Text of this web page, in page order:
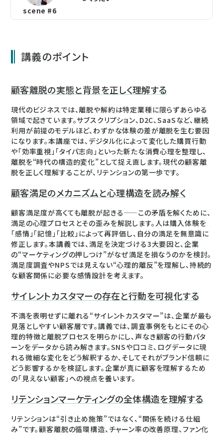
scene #6
講義のポイント
顧客離脱の実態と背景を正しく理解する
現代のビジネスでは、離脱や解約は特定業種に限らずあらゆる
領域で起きています。サブスクリプション、D2C、SaaSなど、継続
利用が前提のモデルほど、わずかな体験の差が離脱を生む要因
になります。本講座では、デジタル化によって変化した購買行動
や「効率重視」「タイパ志向」といった新たな消費心理を整理し、
離脱を“時代の構造的変化”として捉え直します。現代の顧客離
脱を正しく理解することが、リテンションの第一歩です。
顧客満足のメカニズムと心理構造を読み解く
顧客満足度が高くても離脱が起きる——この矛盾を解くために、
満足の心理プロセスとその歪みを解説します。人は購入体験を
「感情」「記憶」「比較」によって再評価し、自分の満足を無意識に
修正します。本講義では、満足を決定づける3大要因と、企業
の“マーケティングの押しつけ”がなぜ満足を損なうのかを検討。
満足度調査やNPSでは見えない“心理的離反”を理解し、持続的
な顧客関係に必要な感情設計を考えます。
サイレントカスタマーの存在と行動を可視化する
不満を表明せずに離れる“サイレントカスタマー”は、企業が最も
見落としやすい顧客層です。講義では、調査事例をもとにその心
理的特徴と離脱プロセスを明らかにし、声なき顧客の行動パタ
ーンをデータから読み解きます。SNSや口コミ、ログデータに現
れる微細な変化をどう解釈するか、そしてそれがブランド信頼に
どう影響するかを検証します。企業が真に顧客を理解するため
の「見えない顧客」への視点を養います。
リテンションマーケティングの全体構造を理解する
リテンションは“引き止め施策”ではなく、“関係を続ける仕組
み”です。顧客離脱の循環構造、チャーン率の改善原理、ファン化